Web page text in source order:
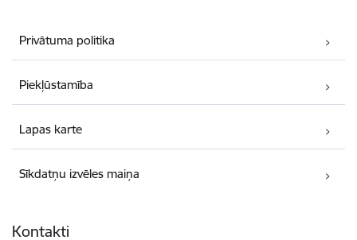
Privātuma politika
Piekļūstamība
Lapas karte
Sīkdatņu izvēles maiņa
Kontakti